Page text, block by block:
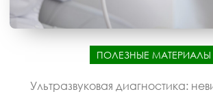
ПОЛЕЗНЫЕ МАТЕРИАЛЫ
Ультразвуковая диагностика: